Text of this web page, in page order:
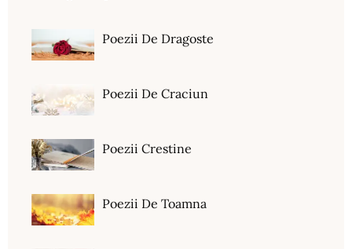
Poezii De Dragoste
Poezii De Craciun
Poezii Crestine
Poezii De Toamna